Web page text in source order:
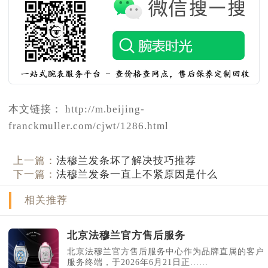
本文链接： http://m.beijing-
franckmuller.com/cjwt/1286.html
上一篇：法穆兰发条坏了解决技巧推荐
下一篇：法穆兰发条一直上不紧原因是什么
相关推荐
北京法穆兰官方售后服务
北京法穆兰官方售后服务中心作为品牌直属的客户
服务终端，于2026年6月21日正......